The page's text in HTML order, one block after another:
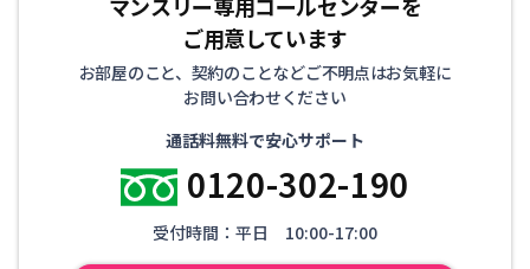
ご用意しています
お部屋のこと、契約のことなどご不明点はお気軽に
お問い合わせください
通話料無料で安心サポート
0120-302-190
受付時間：平日 10:00-17:00